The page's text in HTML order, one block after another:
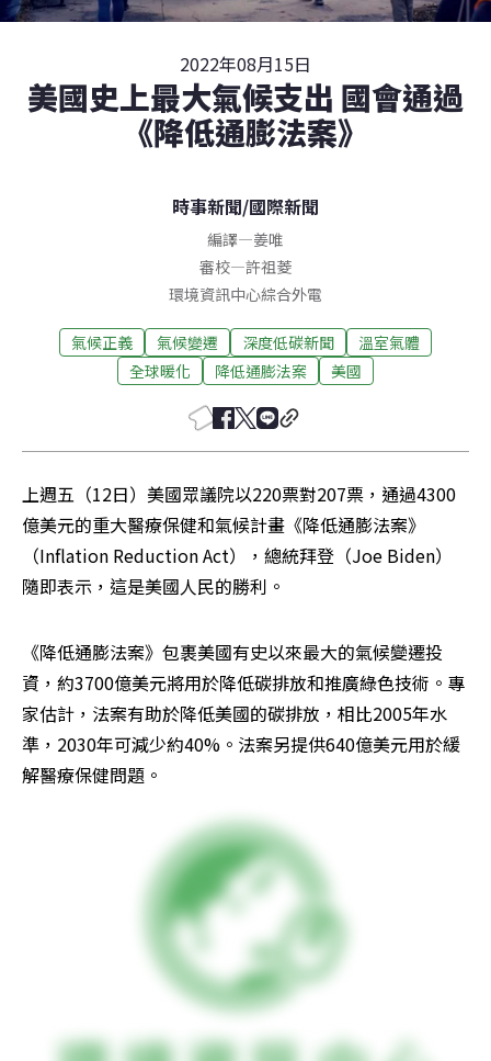
2022年08月15日
美國史上最大氣候支出 國會通過
《降低通膨法案》
時事新聞/國際新聞
編譯—姜唯
審校—許祖菱
環境資訊中心綜合外電
氣候正義 氣候變遷 深度低碳新聞
溫室氣體
全球暖化
降低通膨法案 美國
上週五（12日）美國眾議院以220票對207票，通過4300
億美元的重大醫療保健和氣候計畫《降低通膨法案》
（Inflation Reduction Act），總統拜登（Joe Biden）
隨即表示，這是美國人民的勝利。
《降低通膨法案》包裹美國有史以來最大的氣候變遷投
資，約3700億美元將用於降低碳排放和推廣綠色技術。專
家估計，法案有助於降低美國的碳排放，相比2005年水
準，2030年可減少約40%。法案另提供640億美元用於緩
解醫療保健問題。